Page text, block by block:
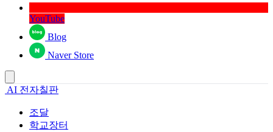
YouTube
Blog
Naver Store
AI 전자칠판
조달
학교장터